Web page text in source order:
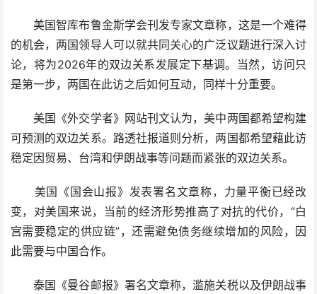
美国智库布鲁金斯学会刊发专家文章称，这是一个难得
的机会，两国领导人可以就共同关心的广泛议题进行深入讨
论，将为2026年的双边关系发展定下基调。当然，访问只
是第一步，两国在此访之后如何互动，同样十分重要。
美国《外交学者》网站刊文认为，美中两国都希望构建
可预测的双边关系。路透社报道则分析，两国都希望藉此访
稳定因贸易、台湾和伊朗战事等问题而紧张的双边关系。
美国《国会山报》发表署名文章称，力量平衡已经改
变，对美国来说，当前的经济形势推高了对抗的代价，“白
宫需要稳定的供应链”，还需避免债务继续增加的风险，因
此需要与中国合作。
泰国《曼谷邮报》署名文章称，滥施关税以及伊朗战事